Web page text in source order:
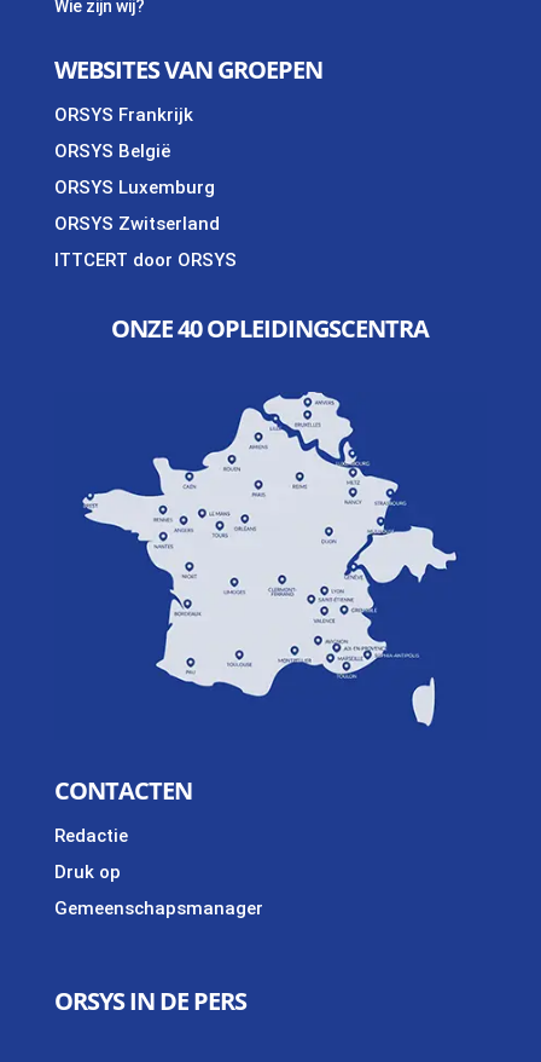
Wie zijn wij?
WEBSITES VAN GROEPEN
ORSYS Frankrijk
ORSYS België
ORSYS Luxemburg
ORSYS Zwitserland
ITTCERT door ORSYS
ONZE 40 OPLEIDINGSCENTRA
CONTACTEN
Redactie
Druk op
Gemeenschapsmanager
ORSYS IN DE PERS